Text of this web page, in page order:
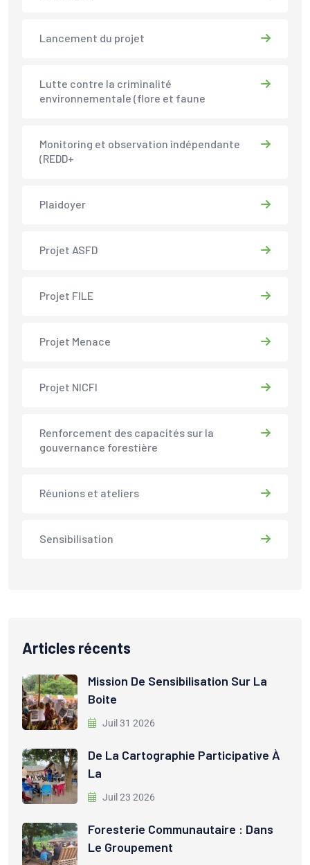
Lancement du projet
Lutte contre la criminalité
environnementale (flore et faune
Monitoring et observation indépendante
(REDD+
Plaidoyer
Projet ASFD
Projet FILE
Projet Menace
Projet NICFI
Renforcement des capacités sur la
gouvernance forestière
Réunions et ateliers
Sensibilisation
Articles récents
Mission De Sensibilisation Sur La
Boite
Juil 31 2026
De La Cartographie Participative À
La
Juil 23 2026
Foresterie Communautaire : Dans
Le Groupement